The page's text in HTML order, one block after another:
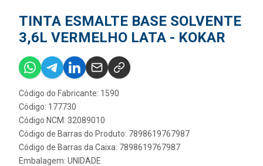
TINTA ESMALTE BASE SOLVENTE
3,6L VERMELHO LATA - KOKAR
Código do Fabricante: 1590
Código: 177730
Código NCM: 32089010
Código de Barras do Produto: 7898619767987
Código de Barras da Caixa: 7898619767987
Embalagem: UNIDADE